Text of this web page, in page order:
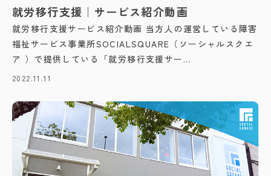
就労移行支援｜サービス紹介動画
就労移行支援サービス紹介動画 当方人の運営している障害
福祉サービス事業所SOCIALSQUARE（ソーシャルスクエ
ア ）で提供している「就労移行支援サー...
2022.11.11